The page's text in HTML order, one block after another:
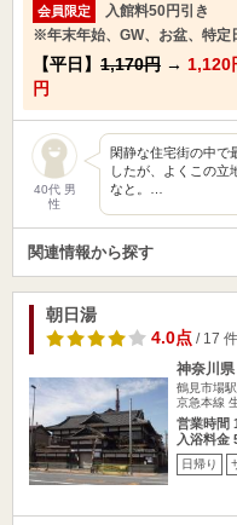
会員限定
入館料50円引き
※年末年始、GW、お盆、特定
【平日】 1,170円 → 1,120
円
40代 男
性
閑静な住宅街の中で
したが、よくこの立
なと。…
関連情報から探す
朝日湯
4.0点/ 17 件
神奈川
鶴見市場
京急本線
営業時間
入浴料金
日帰り